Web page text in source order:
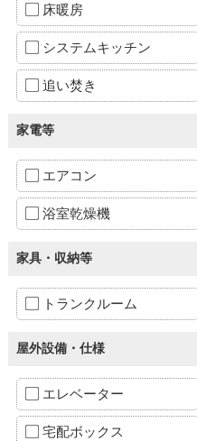
床暖房
システムキッチン
追い焚き
家電等
エアコン
浴室乾燥機
家具・収納等
トランクルーム
屋外設備・仕様
エレベーター
宅配ボックス